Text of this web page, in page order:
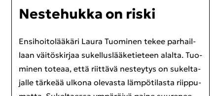
Nes­te­huk­ka on riski
En­si­hoi­to­lää­kä­ri Laura Tuo­mi­nen tekee par­hail­
laan väi­tös­kir­jaa su­kel­lus­lää­ke­tie­teen alal­ta. Tuo­
mi­nen to­te­aa, että riit­tä­vä nes­tey­tys on su­kel­ta­
jal­le tär­ke­ää ul­ko­na ole­vas­ta läm­pö­ti­las­ta riip­pu­